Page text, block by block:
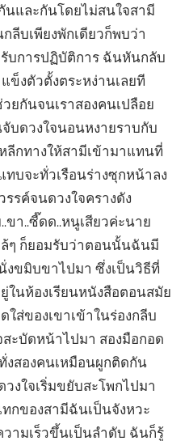
และกันโดยไม่สนใจสามี
ลีบเพียงพักเดียวก็พบว่า
บการปฏิบัติการ ฉันหันกลับ
ข็งตัวตั้งตระหง่านเลยที
ยกันจนเราสองคนเปลือย
จับดวงใจนอนหงายราบกับ
กทางให้สามีเข้ามาแทนที่
ทบจะทั่วเรือนร่างซุกหน้าลง
รค์จนดวงใจครางดัง
า..ซี๊ดด..หนูเสียวค่ะนาย
ๆ ก็ยอมรับว่าตอนนั้นฉันมี
ขมิบขาไปมา ซึ่งเป็นวิธีที่
ในห้องเรียนหนังสือตอนสมัย
ส่ของเขาเข้าในร่องกลีบ
สะบัดหน้าไปมา สองมือกอด
สองคนเหมือนผูกติดกัน
งใจเริ่มขยับสะโพกไปมา
กของสามีฉันเป็นจังหวะ
ามเร็วขึ้นเป็นลำดับ ฉันก็รู้